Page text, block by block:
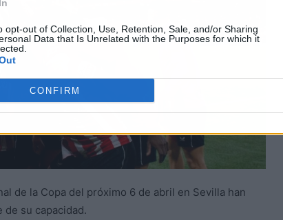
opt-out of Collection, Use, Retention, Sale, and/or Sharing
Data that Is Unrelated with the Purposes for which it
CONFIRM
de la Copa del próximo 6 de abril en Sevilla han
su capacidad.